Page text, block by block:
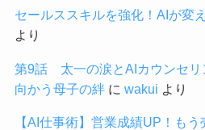
セールススキルを強化！AIが変
より
第9話 太一の涙とAIカウンセリ
向かう母子の絆に wakui より
【AI仕事術】営業成績UP！も